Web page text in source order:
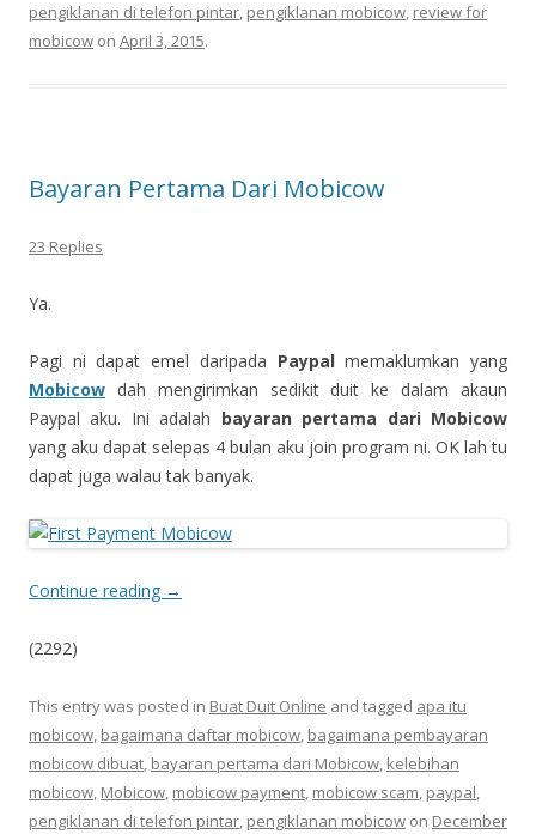
pengiklanan di telefon pintar, pengiklanan mobicow, review for
mobicow on April 3, 2015.
Bayaran Pertama Dari Mobicow
23 Replies
Ya.
Pagi ni dapat emel daripada Paypalmemaklumkan yang
Mobicow dah mengirimkan sedikit duit ke dalam akaun
Paypal aku. Ini adalah bayaran pertama dari Mobicow
yang aku dapat selepas 4 bulan aku join program ni. OK lah tu
dapat juga walau tak banyak.
Continue reading →
(2292)
This entry was posted in Buat Duit Online and tagged apa itu
mobicow, bagaimana daftar mobicow, bagaimana pembayaran
mobicow dibuat, bayaran pertama dari Mobicow, kelebihan
mobicow, Mobicow, mobicow payment, mobicow scam, paypal,
pengiklanan di telefon pintar, pengiklanan mobicow on December